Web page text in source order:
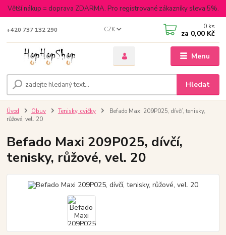
Větší nákup = doprava ZDARMA. Pro registrované zákazníky sleva 5%.
Menu
CZK
Hledat
+420 737 132 290 0 ks
za 0,00 Kč
Úvod Obuv Tenisky, cvičky
Befado Maxi 209P025, dívčí, tenisky,
růžové, vel. 20
Befado Maxi 209P025, dívčí,
tenisky, růžové, vel. 20